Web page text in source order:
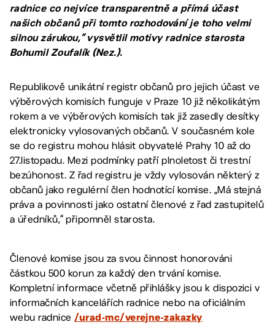
radnice co nejvíce transparentně a přímá účast
našich občanů při tomto rozhodování je toho velmi
silnou zárukou,“ vysvětlil motivy radnice starosta
Bohumil Zoufalík (Nez.).
Republikově unikátní registr občanů pro jejich účast ve
výběrových komisích funguje v Praze 10 již několikátým
rokem a ve výběrových komisích tak již zasedly desítky
elektronicky vylosovaných občanů. V současném kole
se do registru mohou hlásit obyvatelé Prahy 10 až do
27.listopadu. Mezi podmínky patří plnoletost či trestní
bezúhonost. Z řad registru je vždy vylosován některý z
občanů jako regulérní člen hodnotící komise. „Má stejná
práva a povinnosti jako ostatní členové z řad zastupitelů
a úředníků,“ připomněl starosta.
Členové komise jsou za svou činnost honorováni
částkou 500 korun za každý den trvání komise.
Kompletní informace včetně přihlášky jsou k dispozici v
informačních kancelářích radnice nebo na oficiálním
webu radnice/urad-mc/verejne-zakazky